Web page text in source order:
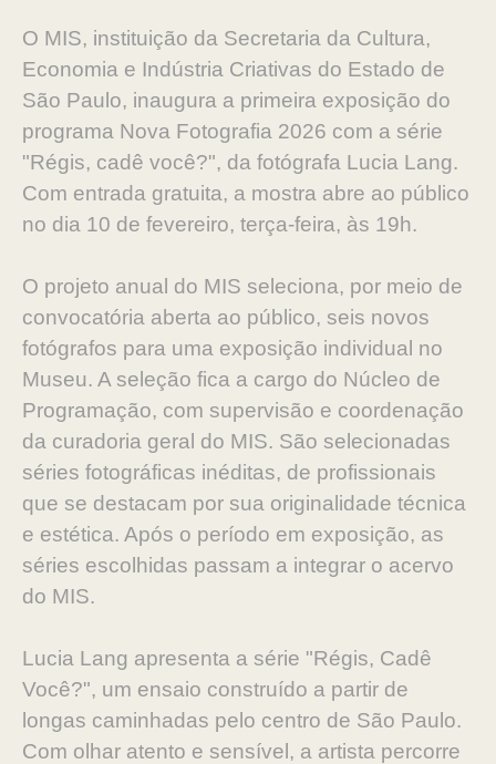
O MIS, instituição da Secretaria da Cultura,
Economia e Indústria Criativas do Estado de
São Paulo, inaugura a primeira exposição do
programa Nova Fotografia 2026 com a série
"Régis, cadê você?", da fotógrafa Lucia Lang.
Com entrada gratuita, a mostra abre ao público
no dia 10 de fevereiro, terça-feira, às 19h.
O projeto anual do MIS seleciona, por meio de
convocatória aberta ao público, seis novos
fotógrafos para uma exposição individual no
Museu. A seleção fica a cargo do Núcleo de
Programação, com supervisão e coordenação
da curadoria geral do MIS. São selecionadas
séries fotográficas inéditas, de profissionais
que se destacam por sua originalidade técnica
e estética. Após o período em exposição, as
séries escolhidas passam a integrar o acervo
do MIS.
Lucia Lang apresenta a série "Régis, Cadê
Você?", um ensaio construído a partir de
longas caminhadas pelo centro de São Paulo.
Com olhar atento e sensível, a artista percorre